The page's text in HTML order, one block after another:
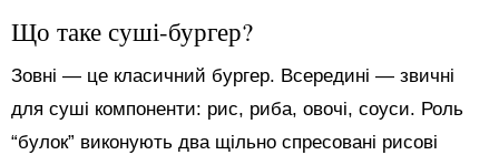
Що таке суші-бургер?
Зовні — це класичний бургер. Всередині — звичні
для суші компоненти: рис, риба, овочі, соуси. Роль
“булок” виконують два щільно спресовані рисові